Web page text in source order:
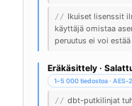
// Ikuiset lisenssit
käyttäjä omistaa
peruutus ei voi
Eräkäsittely ·
1–5 000 tiedostoa ·
// dbt-putkilinjat